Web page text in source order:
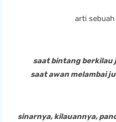
arti
saat bintang berkilau
saat awan melambai
sinarnya, kilauannya,